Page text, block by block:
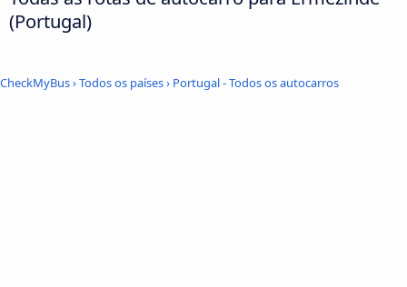
(Portugal)
CheckMyBus›Todos os países› Portugal - Todos os autocarros